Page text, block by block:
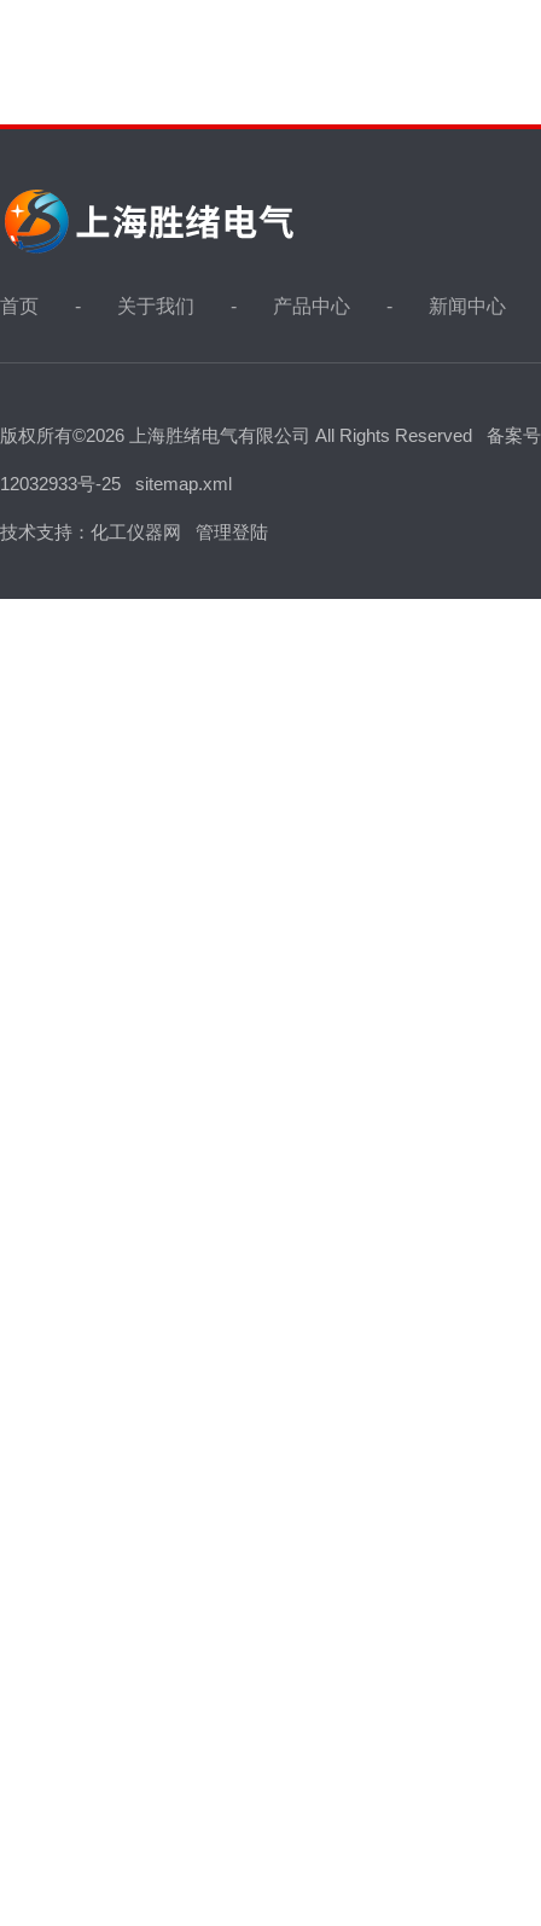
首页 关于我们 产品中心 新闻中心
版权所有©2026 上海胜绪电气有限公司 All Rights Reserved 备案
12032933号-25 sitemap.xml
技术支持： 化工仪器网 管理登陆